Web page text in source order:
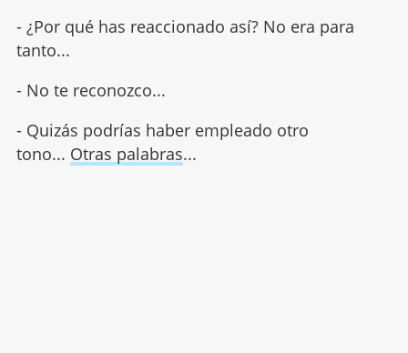
- ¿Por qué has reaccionado así? No era para
tanto...
- No te reconozco...
- Quizás podrías haber empleado otro
tono... Otras palabras...